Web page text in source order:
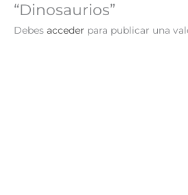
“Dinosaurios”
Debes acceder para publicar una